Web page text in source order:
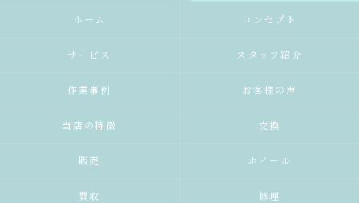
ホーム コンセプト
サービス スタッフ紹介
作業事例 お客様の声
当店の特徴 交換
販売 ホイール
買取 修理